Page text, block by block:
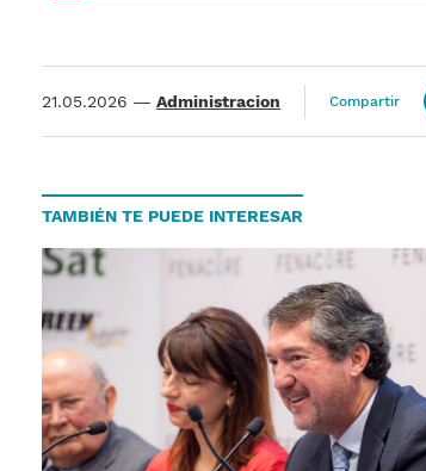
21.05.2026 — Administracion Compartir
TAMBIÉN TE PUEDE INTERESAR